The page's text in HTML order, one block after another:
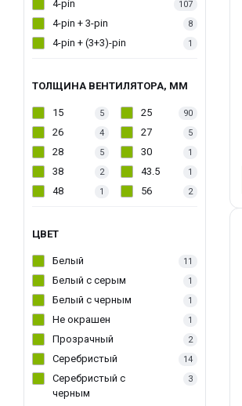
4-pin 107
4-pin + 3-pin 8
4-pin + (3+3)-pin 1
ТОЛЩИНА ВЕНТИЛЯТОРА, ММ
15 5 25 90
26 4 27 5
28 5 30 1
38 2 43.5 1
48 1 56 2
ЦВЕТ
Белый 11
Белый с серым 1
Белый с черным 1
Не окрашен 1
Прозрачный 2
Серебристый 14
Серебристый с
черным
3